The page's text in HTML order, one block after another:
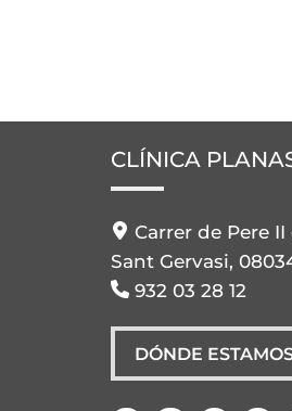
CLÍNICA
Carrer de Pere
Sant Gervasi,
932 03 28 12
DÓNDE